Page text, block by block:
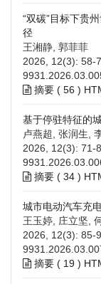
“双碳”目标下贵
径
王湘静, 郭菲菲
2026, 12(3): 58-
摘要 ( 56 )
基于停驻特征的
卢燕超, 张润生,
2026, 12(3): 71-
摘要 ( 34 )
城市电动汽车充
王玉婷, 庄立坚,
2026, 12(3): 85-
摘要 ( 19 )